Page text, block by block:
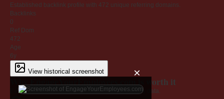
Established backlink profile with 472 unique referring domains.
Backlinks
0
Ref Dom
472
Age
6y
View historical screenshot ×
Why EngageYourEmployees.com is worth it
Every claim below is backed by verified third-party data.